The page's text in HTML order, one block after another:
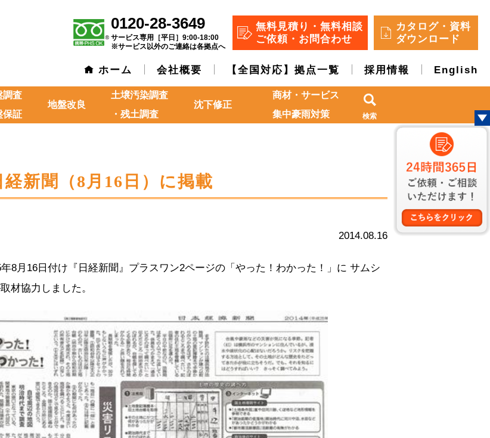
0120-28-3649
サービス専用［平日］9:00-18:00
※サービス以外のご連絡は各拠点へ
無料見積り・無料相談
ご依頼・お問合わせ
カタログ・資料
ダウンロード
ホーム 会社概要 【全国対応】拠点一覧 採用情報 English
調査
保証
地盤改良
土壌汚染調査
・残土調査
沈下修正
商材・サービス
集中豪雨対策
検索
経新聞（8月16日）に掲載
2014.08.16
8月16日付け『日経新聞』プラスワン2ページの「やった！わかった！」に サムシ
材協力しました。